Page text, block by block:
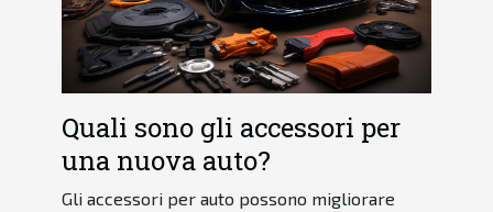
Quali sono gli accessori per
una nuova auto?
Gli accessori per auto possono migliorare